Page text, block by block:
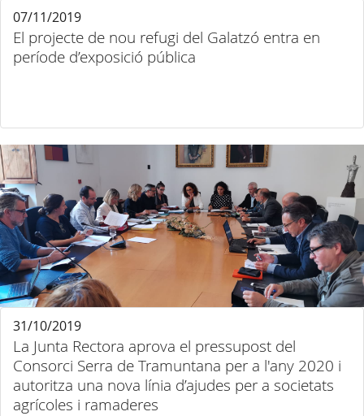
El projecte de nou refugi del Galatzó entra en
període d’exposició pública
07/11/2019
La Junta Rectora aprova el pressupost del
Consorci Serra de Tramuntana per a l'any 2020 i
autoritza una nova línia d’ajudes per a societats
agrícoles i ramaderes
31/10/2019